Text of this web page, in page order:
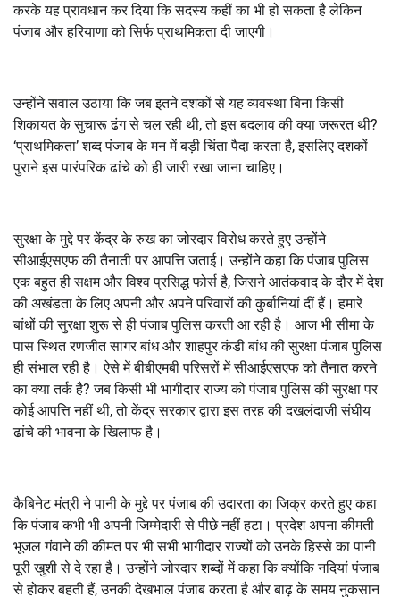
करके यह प्रावधान कर दिया कि सदस्य कहीं का भी हो सकता है लेकिन
पंजाब और हरियाणा को सिर्फ प्राथमिकता दी जाएगी।
उन्होंने सवाल उठाया कि जब इतने दशकों से यह व्यवस्था बिना किसी
शिकायत के सुचारू ढंग से चल रही थी, तो इस बदलाव की क्या जरूरत थी?
‘प्राथमिकता’ शब्द पंजाब के मन में बड़ी चिंता पैदा करता है, इसलिए दशकों
पुराने इस पारंपरिक ढांचे को ही जारी रखा जाना चाहिए।
सुरक्षा के मुद्दे पर केंद्र के रुख का जोरदार विरोध करते हुए उन्होंने
सीआईएसएफ की तैनाती पर आपत्ति जताई। उन्होंने कहा कि पंजाब पुलिस
एक बहुत ही सक्षम और विश्व प्रसिद्ध फोर्स है, जिसने आतंकवाद के दौर में देश
की अखंडता के लिए अपनी और अपने परिवारों की कुर्बानियां दीं हैं। हमारे
बांधों की सुरक्षा शुरू से ही पंजाब पुलिस करती आ रही है। आज भी सीमा के
पास स्थित रणजीत सागर बांध और शाहपुर कंडी बांध की सुरक्षा पंजाब पुलिस
ही संभाल रही है। ऐसे में बीबीएमबी परिसरों में सीआईएसएफ को तैनात करने
का क्या तर्क है? जब किसी भी भागीदार राज्य को पंजाब पुलिस की सुरक्षा पर
कोई आपत्ति नहीं थी, तो केंद्र सरकार द्वारा इस तरह की दखलंदाजी संघीय
ढांचे की भावना के खिलाफ है।
कैबिनेट मंत्री ने पानी के मुद्दे पर पंजाब की उदारता का जिक्र करते हुए कहा
कि पंजाब कभी भी अपनी जिम्मेदारी से पीछे नहीं हटा। प्रदेश अपना कीमती
भूजल गंवाने की कीमत पर भी सभी भागीदार राज्यों को उनके हिस्से का पानी
पूरी खुशी से दे रहा है। उन्होंने जोरदार शब्दों में कहा कि क्योंकि नदियां पंजाब
से होकर बहती हैं, उनकी देखभाल पंजाब करता है और बाढ़ के समय नुकसान